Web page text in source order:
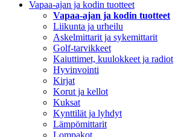
Vapaa-ajan ja kodin tuotteet
Vapaa-ajan ja kodin tuotteet
Liikunta ja urheilu
Askelmittarit ja sykemittarit
Golf-tarvikkeet
Kaiuttimet, kuulokkeet ja radiot
Hyvinvointi
Kirjat
Korut ja kellot
Kuksat
Kynttilät ja lyhdyt
Lämpömittarit
Lompakot